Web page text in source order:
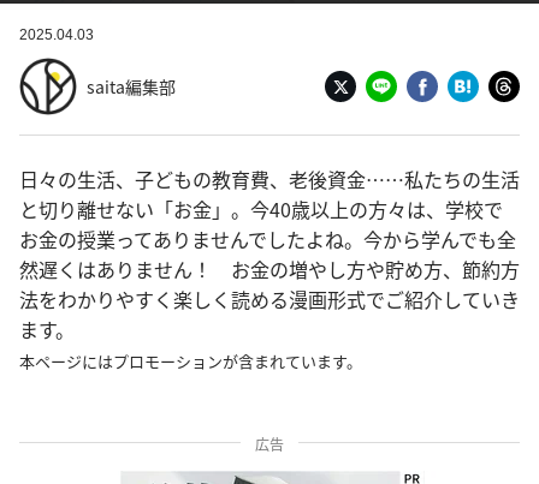
2025.04.03
saita編集部
日々の生活、子どもの教育費、老後資金……私たちの生活
と切り離せない「お金」。今40歳以上の方々は、学校で
お金の授業ってありませんでしたよね。今から学んでも全
然遅くはありません！ お金の増やし方や貯め方、節約方
法をわかりやすく楽しく読める漫画形式でご紹介していき
ます。
本ページにはプロモーションが含まれています。
広告